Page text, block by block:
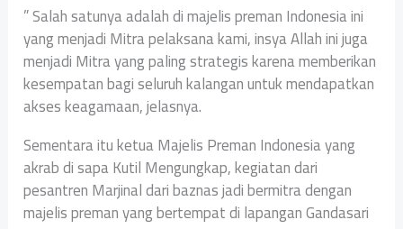
” Salah satunya adalah di majelis preman Indonesia ini
yang menjadi Mitra pelaksana kami, insya Allah ini juga
menjadi Mitra yang paling strategis karena memberikan
kesempatan bagi seluruh kalangan untuk mendapatkan
akses keagamaan, jelasnya.
Sementara itu ketua Majelis Preman Indonesia yang
akrab di sapa Kutil Mengungkap, kegiatan dari
pesantren Marjinal dari baznas jadi bermitra dengan
majelis preman yang bertempat di lapangan Gandasari